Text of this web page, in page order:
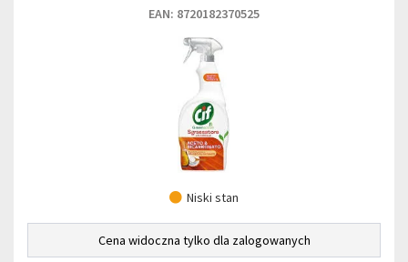
EAN: 8720182370525
Niski stan
Cena widoczna tylko dla zalogowanych